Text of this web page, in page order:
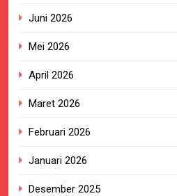
Juni 2026
Mei 2026
April 2026
Maret 2026
Februari 2026
Januari 2026
Desember 2025